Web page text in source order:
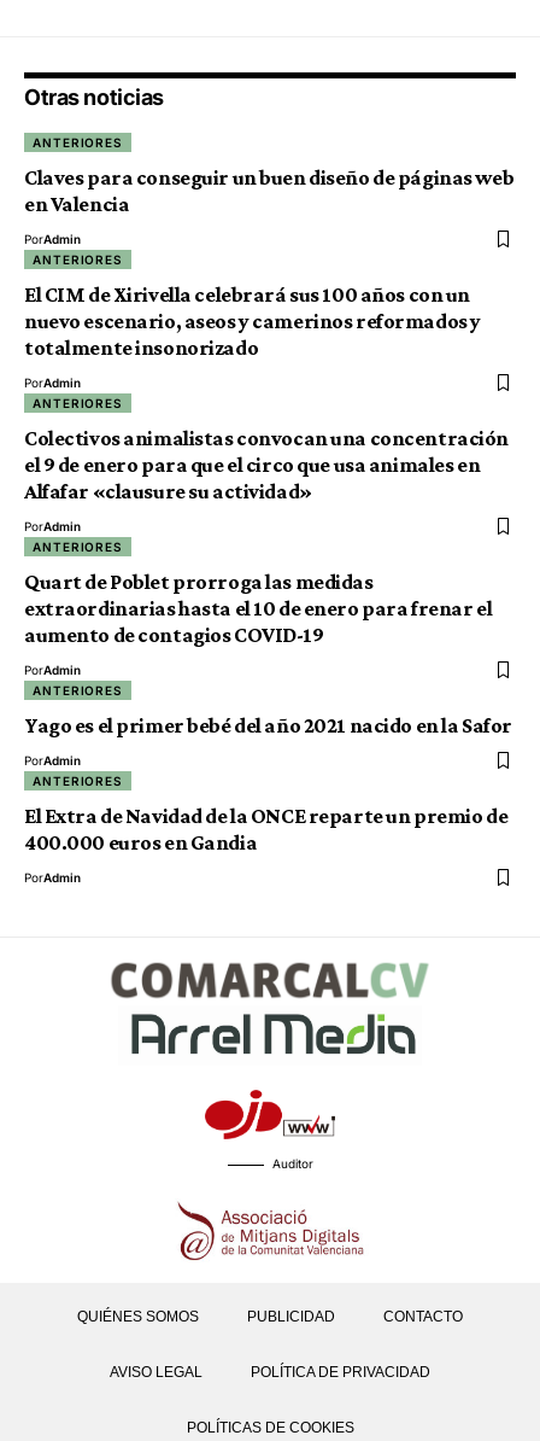
Otras noticias
ANTERIORES
Claves para conseguir un buen diseño de páginas web
en Valencia
PorAdmin
ANTERIORES
El CIM de Xirivella celebrará sus 100 años con un
nuevo escenario, aseos y camerinos reformados y
totalmente insonorizado
PorAdmin
ANTERIORES
Colectivos animalistas convocan una concentración
el 9 de enero para que el circo que usa animales en
Alfafar «clausure su actividad»
PorAdmin
ANTERIORES
Quart de Poblet prorroga las medidas
extraordinarias hasta el 10 de enero para frenar el
aumento de contagios COVID-19
PorAdmin
ANTERIORES
Yago es el primer bebé del año 2021 nacido en la Safor
PorAdmin
ANTERIORES
El Extra de Navidad de la ONCE reparte un premio de
400.000 euros en Gandia
PorAdmin
Auditor
QUIÉNES SOMOS PUBLICIDAD CONTACTO
AVISO LEGAL POLÍTICA DE PRIVACIDAD
POLÍTICAS DE COOKIES